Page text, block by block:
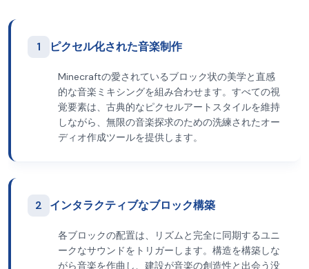
1 ピクセル化された音楽制作
Minecraftの愛されているブロック状の美学と直感
的な音楽ミキシングを組み合わせます。すべての視
覚要素は、古典的なピクセルアートスタイルを維持
しながら、無限の音楽探求のための洗練されたオー
ディオ作成ツールを提供します。
2 インタラクティブなブロック構築
各ブロックの配置は、リズムと完全に同期するユニ
ークなサウンドをトリガーします。構造を構築しな
がら音楽を作曲し、建設が音楽の創造性と出会う没